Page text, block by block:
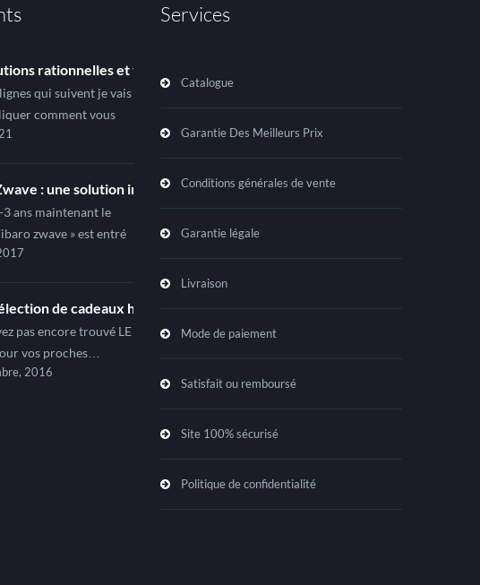
rationnelles et taillées sur mesure pour améliorer la gestion de l’eau
qui suivent je vais
comment vous
: une solution intelligente à portée de tous !
3 ans maintenant le
zwave » est entré
de cadeaux hi-Tech pour toujours plus d’économies !
pas encore trouvé LE
vos proches…
notre
2016
Services
Catalogue
Garantie Des Meilleurs Prix
Conditions générales de vente
Garantie légale
Livraison
Mode de paiement
Satisfait ou remboursé
Site 100% sécurisé
Politique de confidentialité